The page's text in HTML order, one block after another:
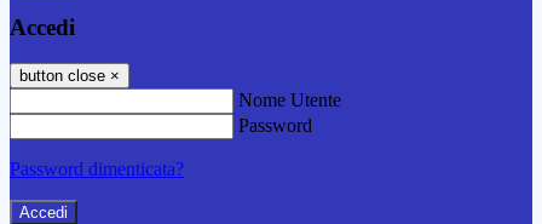
Accedi
button close ×
Nome Utente
Password
Password dimenticata?